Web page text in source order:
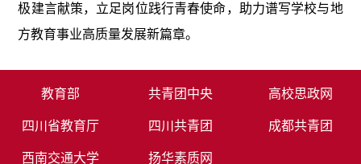
极建言献策，立足岗位践行青春使命，助力谱写学校与地
方教育事业高质量发展新篇章。
教育部 共青团中央 高校思政网
四川省教育厅 四川共青团 成都共青团
西南交通大学 扬华素质网